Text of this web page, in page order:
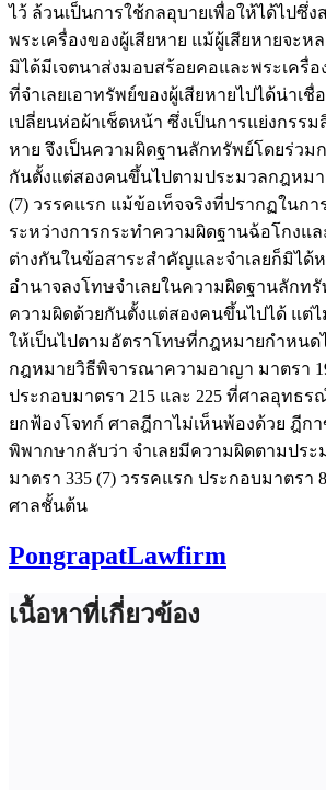
ไว้ ล้วนเป็นการใช้กลอุบายเพื่อให้ได้ไปซึ่
พระเครื่องของผู้เสียหาย แม้ผู้เสียหายจะห
มิได้มีเจตนาส่งมอบสร้อยคอและพระเครื่อ
ที่จำเลยเอาทรัพย์ของผู้เสียหายไปได้น่าเชื่
เปลี่ยนห่อผ้าเช็ดหน้า ซึ่งเป็นการแย่งกรร
หาย จึงเป็นความผิดฐานลักทรัพย์โดยร่วม
กันตั้งแต่สองคนขึ้นไปตามประมวลกฎหมา
(7) วรรคแรก แม้ข้อเท็จจริงที่ปรากฏในก
ระหว่างการกระทำความผิดฐานฉ้อโกงแ
ต่างกันในข้อสาระสำคัญและจำเลยก็มิได้
อำนาจลงโทษจำเลยในความผิดฐานลักท
ความผิดด้วยกันตั้งแต่สองคนขึ้นไปได้ แต่ไ
ให้เป็นไปตามอัตราโทษที่กฎหมายกำหนด
กฎหมายวิธีพิจารณาความอาญา มาตรา
ประกอบมาตรา 215 และ 225 ที่ศาลอุทธ
ยกฟ้องโจทก์ ศาลฎีกาไม่เห็นพ้องด้วย ฎีก
พิพากษากลับว่า จำเลยมีความผิดตามปร
มาตรา 335 (7) วรรคแรก ประกอบมาตรา
ศาลชั้นต้น
PongrapatLawfirm
เนื้อหาที่เกี่ยวข้อง